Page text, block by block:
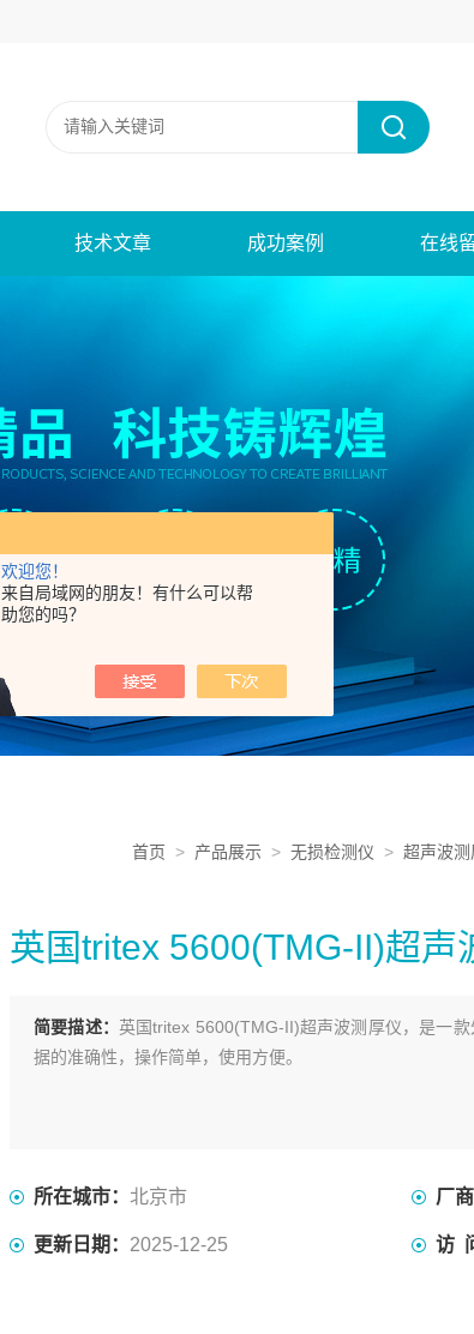
欢迎您！
来自局域网的朋友！有什么可以帮
助您的吗？
技术文章 成功案例 在线
首页 > 产品展示 > 无损检测仪 > 超声波测
英国tritex 5600(TMG-II)超声
简要描述： 英国tritex 5600(TMG-II)超声波测厚仪，是一
据的准确性，操作简单，使用方便。
所在城市： 北京市 厂
更新日期： 2025-12-25 访